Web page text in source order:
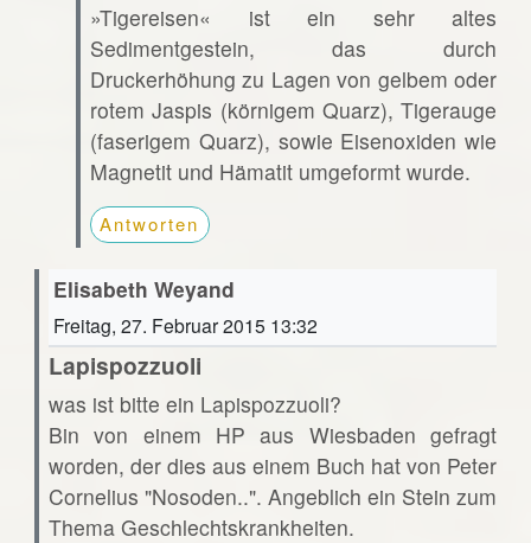
»Tigereisen« ist ein sehr altes
Sedimentgestein, das durch
Druckerhöhung zu Lagen von gelbem oder
rotem Jaspis (körnigem Quarz), Tigerauge
(faserigem Quarz), sowie Eisenoxiden wie
Magnetit und Hämatit umgeformt wurde.
Antworten
Elisabeth Weyand
Freitag, 27. Februar 2015 13:32
Lapispozzuoli
was ist bitte ein Lapispozzuoli?
Bin von einem HP aus Wiesbaden gefragt
worden, der dies aus einem Buch hat von Peter
Cornelius "Nosoden..". Angeblich ein Stein zum
Thema Geschlechtskrankheiten.